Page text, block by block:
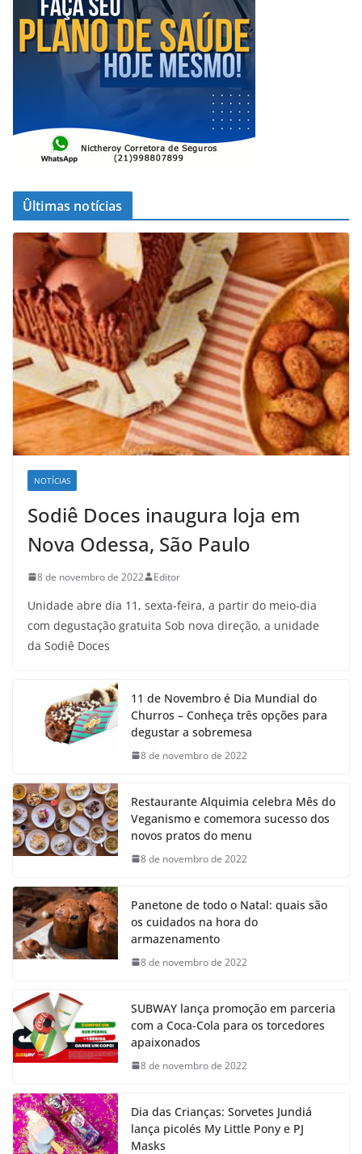
Ûltimas notícias
NOTÍCIAS
Sodiê Doces inaugura loja em
Nova Odessa, São Paulo
8 de novembro de 2022 Editor
Unidade abre dia 11, sexta-feira, a partir do meio-dia
com degustação gratuita Sob nova direção, a unidade
da Sodiê Doces
11 de Novembro é Dia Mundial do
Churros – Conheça três opções para
degustar a sobremesa
8 de novembro de 2022
Restaurante Alquimia celebra Mês do
Veganismo e comemora sucesso dos
novos pratos do menu
8 de novembro de 2022
Panetone de todo o Natal: quais são
os cuidados na hora do
armazenamento
8 de novembro de 2022
SUBWAY lança promoção em parceria
com a Coca-Cola para os torcedores
apaixonados
8 de novembro de 2022
Dia das Crianças: Sorvetes Jundiá
lança picolés My Little Pony e PJ
Masks